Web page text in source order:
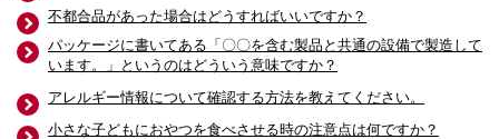
不都合品があった場合はどうすればいいですか？
パッケージに書いてある「〇〇を含む製品と共通の設備で製造して
います。」というのはどういう意味ですか？
アレルギー情報について確認する方法を教えてください。
小さな子どもにおやつを食べさせる時の注意点は何ですか？